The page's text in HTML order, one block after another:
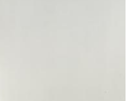
त्वचा कायाकल्प